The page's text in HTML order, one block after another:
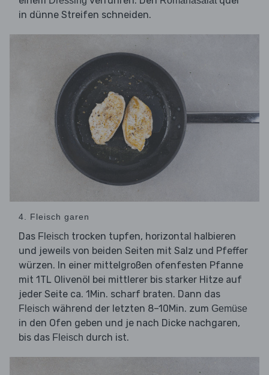
in dünne Streifen schneiden.
4. Fleisch garen
Das Fleisch trocken tupfen, horizontal halbieren
und jeweils von beiden Seiten mit Salz und Pfeffer
würzen. In einer mittelgroßen ofenfesten Pfanne
mit 1TL Olivenöl bei mittlerer bis starker Hitze auf
jeder Seite ca. 1Min. scharf braten. Dann das
Fleisch während der letzten 8–10Min. zum Gemüse
in den Ofen geben und je nach Dicke nachgaren,
bis das Fleisch durch ist.